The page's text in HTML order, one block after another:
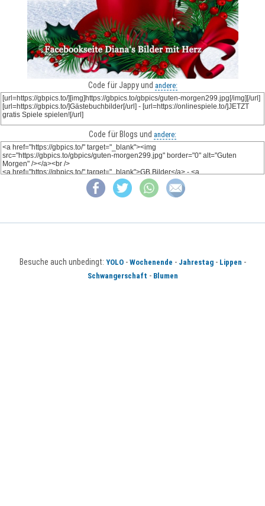
Code für Jappy und andere:
Code für Blogs und andere:
Besuche auch unbedingt: YOLO- Wochenende - Jahrestag- Lippen -
Schwangerschaft - Blumen